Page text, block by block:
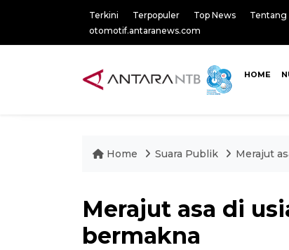
Terkini Terpopuler Top News Tentang
otomotif.antaranews.com
HOME
Home Suara Publik Merajut
Merajut asa di
bermakna